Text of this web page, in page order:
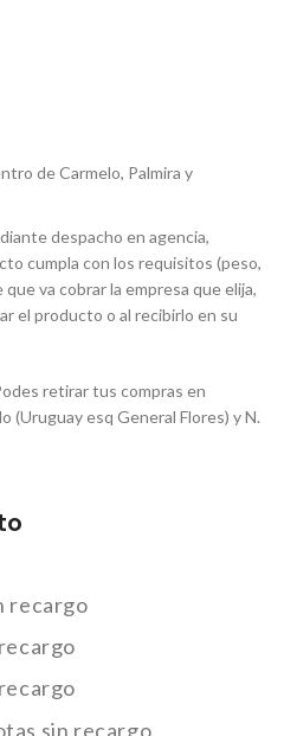
de Carmelo, Palmira y
despacho en agencia,
cumpla con los requisitos (peso,
va cobrar la empresa que elija,
el producto o al recibirlo en su
retirar tus compras en
(Uruguay esq General Flores) y N.
recargo
sin recargo